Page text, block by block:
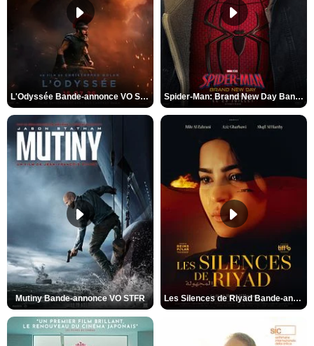
L'Odyssée Bande-annonce VO STFR Spider-Man: Brand New Day Bande-annonce VO STFR
Mutiny Bande-annonce VO STFR Les Silences de Riyad Bande-annonce VO STFR